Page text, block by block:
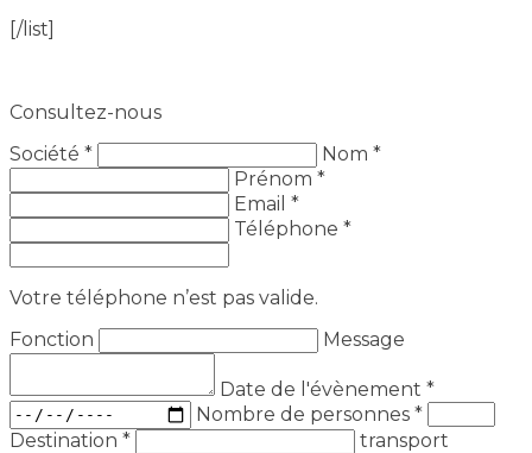
[/list]
Consultez-nous
Société *
Nom *
Prénom *
Email *
Téléphone *
Votre téléphone n’est pas valide.
Fonction
Message
Date de l'évènement *
Nombre de personnes *
Destination *
transport